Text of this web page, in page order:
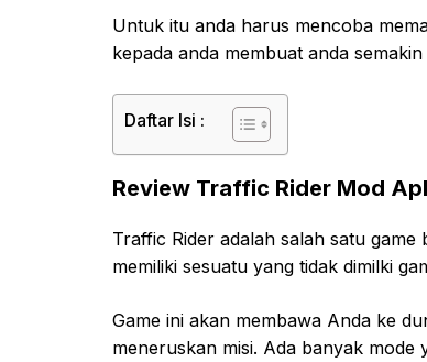
Untuk itu anda harus mencoba
kepada anda membuat anda
Daftar Isi :
Review Traffic Rider Mod
Traffic Rider adalah salah satu
memiliki sesuatu yang tidak dimilki
Game ini akan membawa Anda ke
meneruskan misi. Ada banyak mode